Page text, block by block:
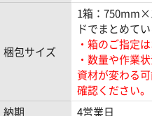
梱包サイズ
1箱：
ドでまとめて
・箱のご指定
・数量や作業
資材が変わる
確認ください。
納期
4営業日